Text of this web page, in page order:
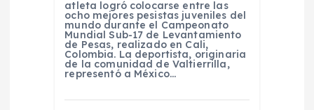
atleta logró colocarse entre las
ocho mejores pesistas juveniles del
mundo durante el Campeonato
Mundial Sub-17 de Levantamiento
de Pesas, realizado en Cali,
Colombia. La deportista, originaria
de la comunidad de Valtierrilla,
representó a México…